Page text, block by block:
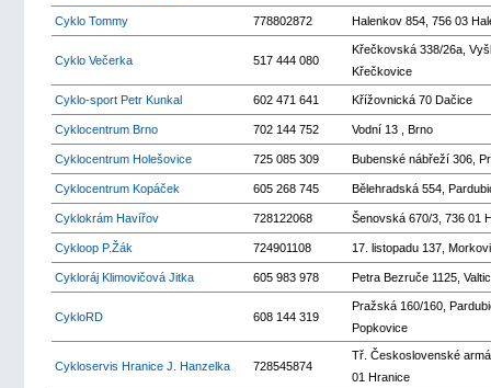
Cyklo Tommy 778802872 Halenkov 854, 756 03
Cyklo Večerka 517 444 080
Křečkovská 338/26a,
Křečkovice
Cyklo-sport Petr Kunkal 602 471 641 Křížovnická 70 Dačice
Cyklocentrum Brno 702 144 752 Vodní 13 , Brno
Cyklocentrum Holešovice 725 085 309 Bubenské nábřeží 306,
Cyklocentrum Kopáček 605 268 745 Bělehradská 554,
Cyklokrám Havířov 728122068 Šenovská 670/3, 736 01
Cykloop P.Žák 724901108 17. listopadu 137,
Cykloráj Klimovičová Jitka 605 983 978 Petra Bezruče 1125,
CykloRD 608 144 319
Pražská 160/160,
Popkovice
Cykloservis Hranice J. Hanzelka 728545874
Tř. Československé
01 Hranice